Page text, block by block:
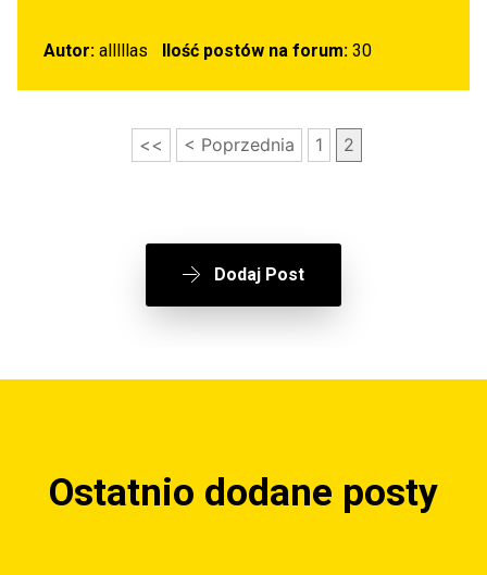
Autor: alllllas Ilość postów na forum:30
<< < Poprzednia 1 2
Dodaj Post
Ostatnio dodane posty